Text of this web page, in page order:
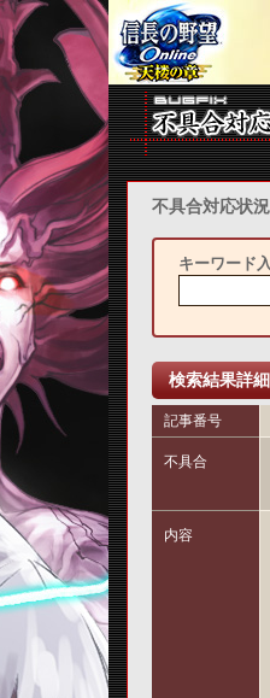
不具合対応状況
キーワード
検索結果詳細
記事番号
不具合
内容